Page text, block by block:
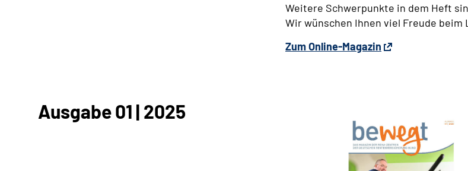
Weitere Schwerpunkte in dem Heft
Wir wünschen Ihnen viel Freude beim
Zum Online-Magazin
Ausgabe 01 | 2025